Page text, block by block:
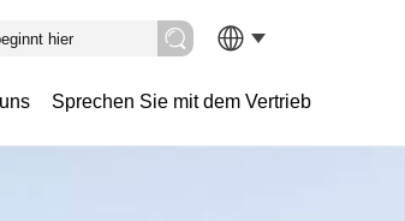
Sprechen Sie mit dem Vertrieb